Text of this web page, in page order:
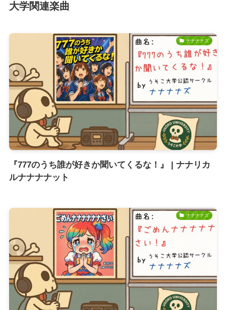
大学関連楽曲
ナナナナズ
『777のうち誰が好きか聞いてくるな！』 | ナナリカ
ルナナナナット
ナナナナズ